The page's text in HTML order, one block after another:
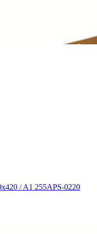
/ A1 255APS-0220